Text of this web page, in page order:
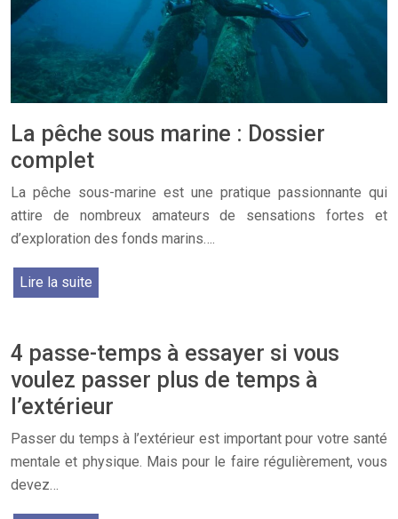
La pêche sous marine : Dossier
complet
La pêche sous-marine est une pratique passionnante qui
attire de nombreux amateurs de sensations fortes et
d’exploration des fonds marins….
Lire la suite
4 passe-temps à essayer si vous
voulez passer plus de temps à
l’extérieur
Passer du temps à l’extérieur est important pour votre santé
mentale et physique. Mais pour le faire régulièrement, vous
devez…